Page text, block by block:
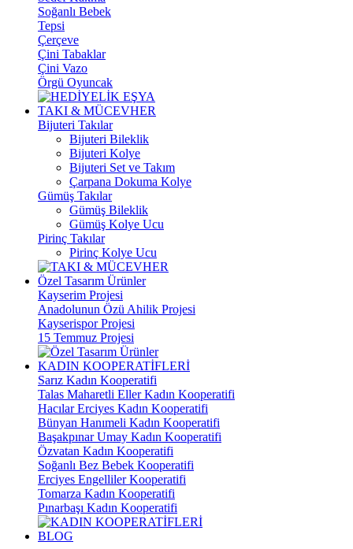
Soğanlı Bebek
Tepsi
Çerçeve
Çini Tabaklar
Çini Vazo
Örgü Oyuncak
TAKI & MÜCEVHER
Bijuteri Takılar
Bijuteri Bileklik
Bijuteri Kolye
Bijuteri Set ve Takım
Çarpana Dokuma Kolye
Gümüş Takılar
Gümüş Bileklik
Gümüş Kolye Ucu
Pirinç Takılar
Pirinç Kolye Ucu
Özel Tasarım Ürünler
Kayserim Projesi
Anadolunun Özü Ahilik Projesi
Kayserispor Projesi
15 Temmuz Projesi
KADIN KOOPERATİFLERİ
Sarız Kadın Kooperatifi
Talas Maharetli Eller Kadın Kooperatifi
Hacılar Erciyes Kadın Kooperatifi
Bünyan Hanımeli Kadın Kooperatifi
Başakpınar Umay Kadın Kooperatifi
Özvatan Kadın Kooperatifi
Soğanlı Bez Bebek Kooperatifi
Erciyes Engelliler Kooperatifi
Tomarza Kadın Kooperatifi
Pınarbaşı Kadın Kooperatifi
BLOG